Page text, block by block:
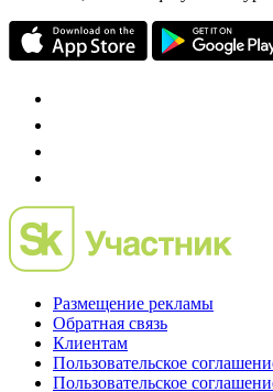
проект о российском рынке
Preqveca.ru
Размещение рекламы